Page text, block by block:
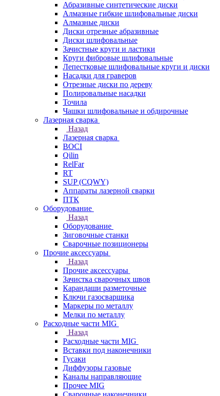
Абразивные синтетические диски
Алмазные гибкие шлифовальные диски
Алмазные диски
Диски отрезные абразивные
Диски шлифовальные
Зачистные круги и ластики
Круги фибровые шлифовальные
Лепестковые шлифовальные круги и диски
Насадки для граверов
Отрезные диски по дереву
Полировальные насадки
Точила
Чашки шлифовальные и обдирочные
Лазерная сварка
Назад
Лазерная сварка
BOCI
Qilin
RelFar
RT
SUP (CQWY)
Аппараты лазерной сварки
ПТК
Оборудование
Назад
Оборудование
Зиговочные станки
Сварочные позиционеры
Прочие аксессуары
Назад
Прочие аксессуары
Зачистка сварочных швов
Карандаши разметочные
Ключи газосварщика
Маркеры по металлу
Мелки по металлу
Расходные части MIG
Назад
Расходные части MIG
Вставки под наконечники
Гусаки
Диффузоры газовые
Каналы направляющие
Прочее MIG
Сварочные наконечники